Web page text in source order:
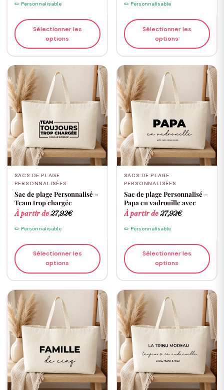
✏️ Personnalisable
Sélectionner les
options
✏️ Personnalisable
Sélectionner les
options
SACS DE PLAGE
PERSONNALISÉES
Sac de plage Personnalisé –
Team trop chargée
À partir de27,92€
✏️ Personnalisable
Sélectionner les
options
SACS DE PLAGE
PERSONNALISÉES
Sac de plage Personnalisé –
Papa en vadrouille avec
À partir de27,92€
✏️ Personnalisable
Sélectionner les
options